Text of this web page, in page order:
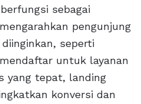
sebagai
pengunjung
seperti
untuk layanan
yang tepat, landing
konversi dan